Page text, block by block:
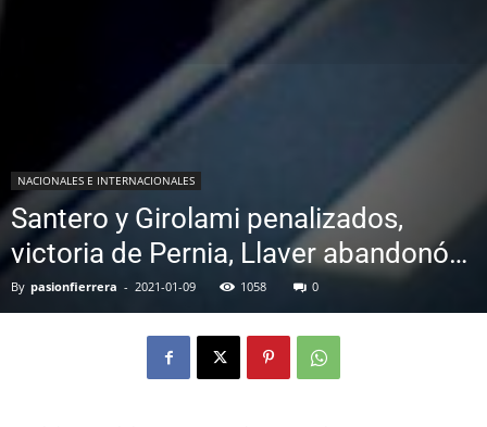
NACIONALES E INTERNACIONALES
Santero y Girolami penalizados,
victoria de Pernia, Llaver abandonó…
By pasionfierrera - 2021-01-09 1058 0